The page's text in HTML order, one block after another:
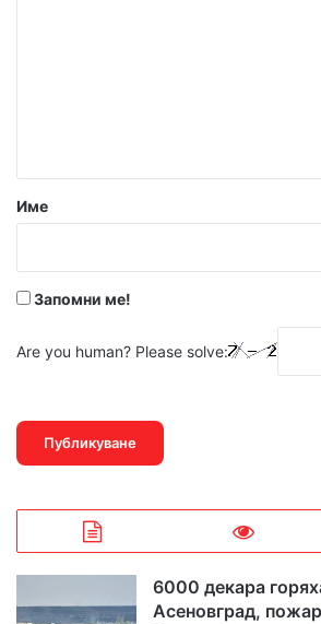
р
Име
Запомни ме!
Are you human? Please solve:
6000 декара
Асеновград,